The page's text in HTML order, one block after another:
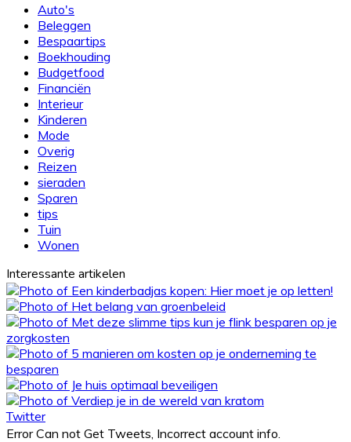
lekkere
maaltijd
Auto's
Beleggen
Bespaartips
Boekhouding
Budgetfood
Financiën
Interieur
Kinderen
Mode
Overig
Reizen
sieraden
Sparen
tips
Tuin
Wonen
Interessante artikelen
Twitter
Error Can not Get Tweets, Incorrect account info.